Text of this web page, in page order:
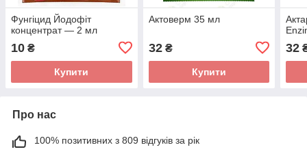
Фунгіцид Йодофіт
концентрат — 2 мл
10 ₴
Купити
Актоверм 35 мл
32₴
Купити
32
Про нас
100% позитивних з 809 відгуків за рік